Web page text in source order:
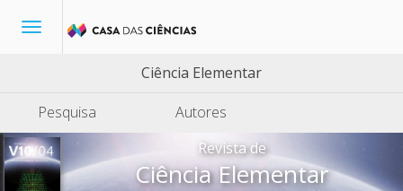
Toggle
Ciência Elementar
Pesquisa
Autores
Revista de
Ciência Elementar